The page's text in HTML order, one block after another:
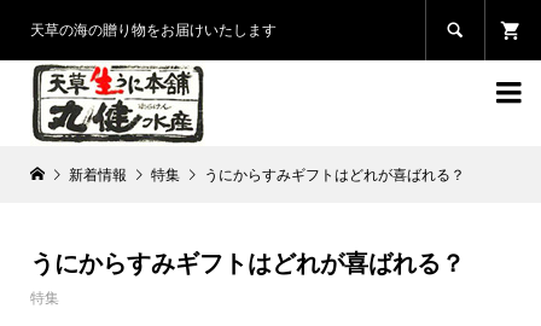
天草の海の贈り物をお届けいたします 

新着情報 特集 うにからすみギフトはどれが喜ばれる？
うにからすみギフトはどれが喜ばれる？
特集